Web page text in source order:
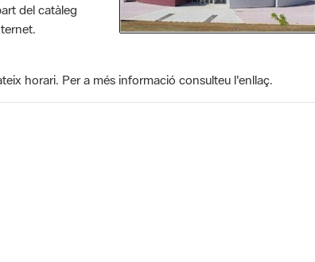
del catàleg
horari. Per a més informació consulteu l'enllaç.